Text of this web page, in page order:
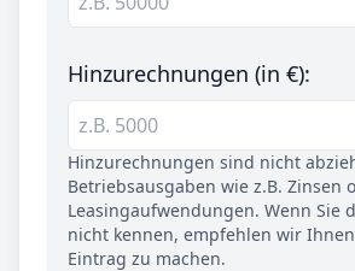
Hinzurechnungen (in €):
Hinzurechnungen sind nicht
Betriebsausgaben wie z.B. Zinsen
Leasingaufwendungen. Wenn Sie
nicht kennen, empfehlen wir
Eintrag zu machen.